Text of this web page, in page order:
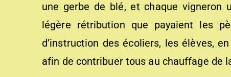
une gerbe de blé, et chaque vigneron
légère rétribution que payaient les
d’instruction des écoliers, les élèves,
afin de contribuer tous au chauffage de